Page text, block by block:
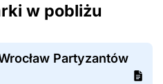
w pobliżu
Partyzantów